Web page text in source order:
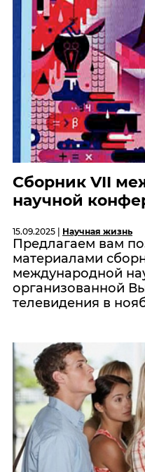
Сборник VII
научной
15.09.2025 | Научная жизнь
Предлагаем вам
материалами
международной
организованной
телевидения в